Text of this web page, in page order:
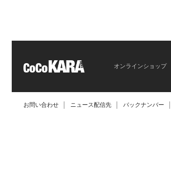
オンラインショップ
お問い合わせ ニュース配信先 バックナンバー